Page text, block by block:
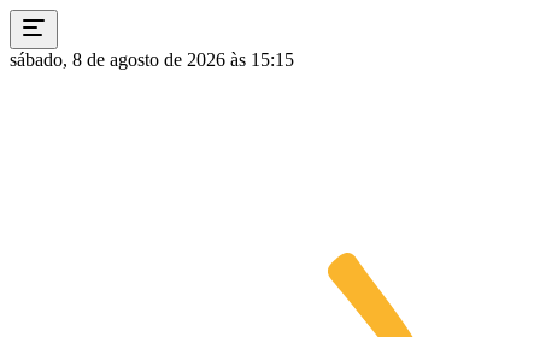
sábado, 8 de agosto de 2026 às 15:15